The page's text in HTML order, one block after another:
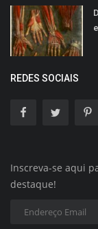
REDES SOCIAIS
Inscreva-se aqui
destaque!